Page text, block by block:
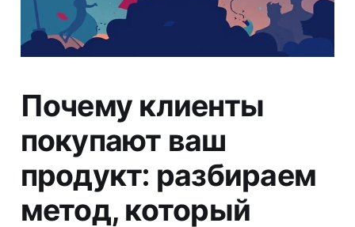
Почему клиенты
покупают ваш
продукт: разбираем
метод, который